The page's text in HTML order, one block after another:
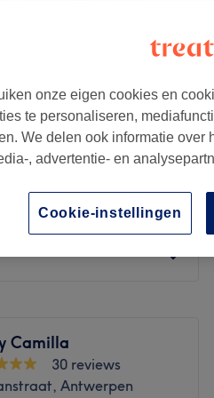
vanaf €15
vanaf €45
vanaf €5
Camilla
30 reviews
Antwerpen
onze eigen cookies en
te personaliseren,
We delen ook informatie over
, advertentie- en
Cookie-instellingen